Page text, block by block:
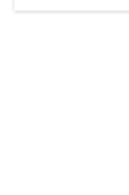
Der Weinbau